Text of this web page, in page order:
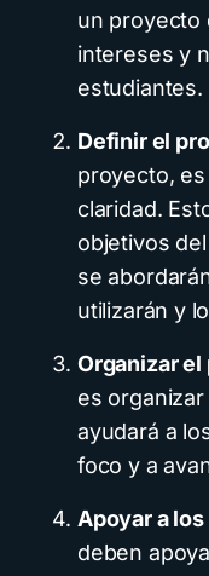
un proyecto
intereses y
estudiantes.
Definir el
proyecto,
claridad.
objetivos
se
utilizarán y
Organizar
es
ayudará a
foco y a
Apoyar a
deben